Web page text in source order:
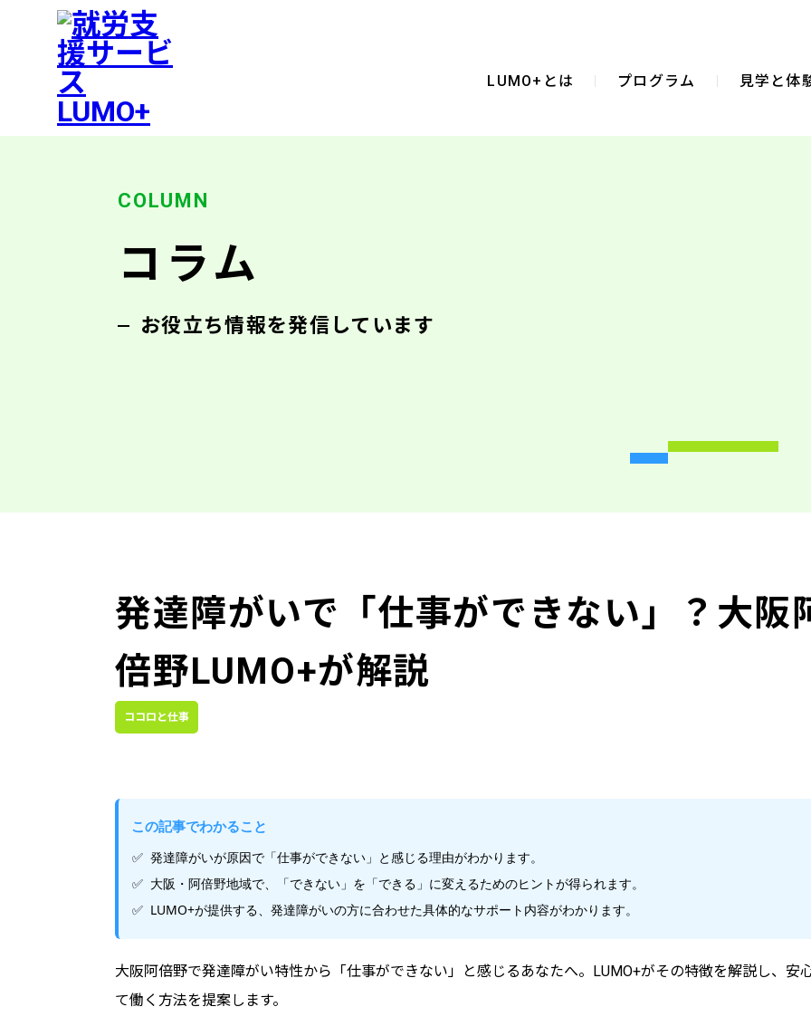
LUMO+とは プログラム 見学と体
コラム
お役立ち情報を発信しています
発達障がいで「仕事ができない」？大阪
倍野LUMO+が解説
ココロと仕事
この記事でわかること
発達障がいが原因で「仕事ができない」と感じる理由がわかります。
大阪・阿倍野地域で、「できない」を「できる」に変えるためのヒントが得られます。
LUMO+が提供する、発達障がいの方に合わせた具体的なサポート内容がわかります。
大阪阿倍野で発達障がい特性から「仕事ができない」と感じるあなたへ。LUMO+がその特徴を解説し、安
て働く方法を提案します。